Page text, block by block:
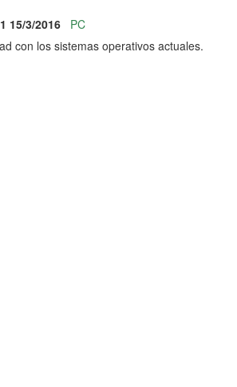
15/3/2016
PC
con los sistemas operativos actuales.